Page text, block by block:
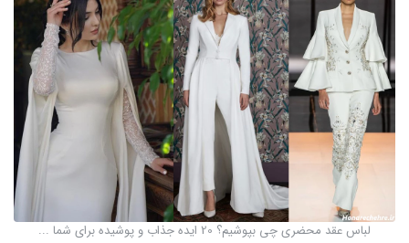
لباس عقد محضری چی بپوشیم؟ 20 ایده جذاب و پوشیده برای شما ...